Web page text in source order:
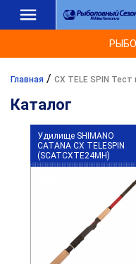
Главная / CX TELE SPIN
Каталог
Удилище SHIMANO
CATANA CX TELESPIN
(SCATCXTE24MH)